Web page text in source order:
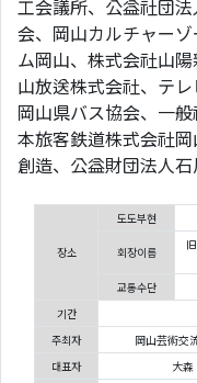
工会議所、公益社団
会、岡山カルチャー
ム岡山、株式会社山
山放送株式会社、テ
岡山県バス協会、一
本旅客鉄道株式会社
創造、公益財団法人
장소
도도부현
회장이름
교통수단
기간
주최자
岡山芸術交
대표자
大森